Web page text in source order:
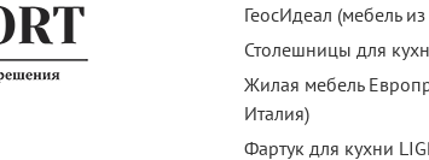
ГеосИдеал (мебель
Столешницы для
Жилая мебель
Италия)
Фартук для кухни